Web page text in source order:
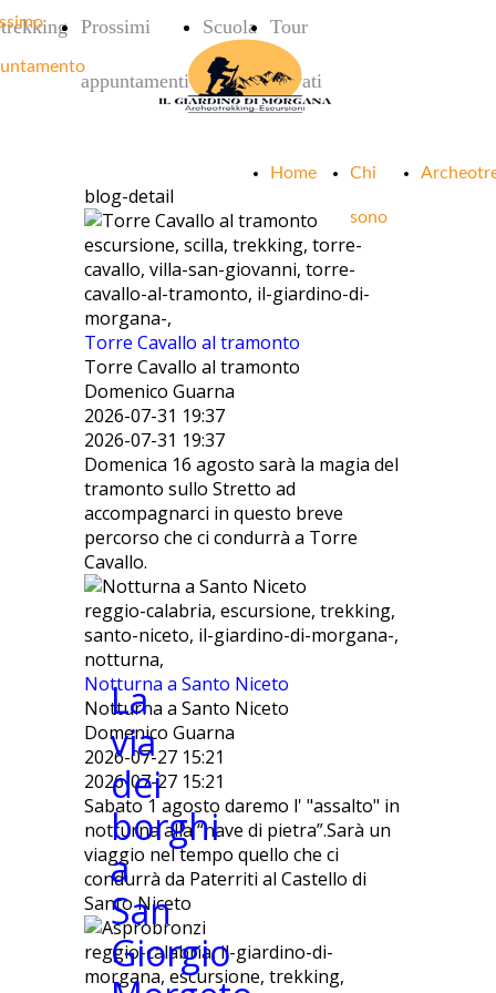
Prossimi
appuntamenti
Scuola Tour
privati
Home Chi
sono
blog-detail
escursione, scilla, trekking, torre-
cavallo, villa-san-giovanni, torre-
cavallo-al-tramonto, il-giardino-di-
morgana-,
Torre Cavallo al tramonto
Torre Cavallo al tramonto
Domenico Guarna
2026-07-31 19:37
2026-07-31 19:37
Domenica 16 agosto sarà la magia del
tramonto sullo Stretto ad
accompagnarci in questo breve
percorso che ci condurrà a Torre
Cavallo.
reggio-calabria, escursione, trekking,
santo-niceto, il-giardino-di-morgana-,
notturna,
Notturna a Santo Niceto
Notturna a Santo Niceto
Domenico Guarna
2026-07-27 15:21
2026-07-27 15:21
Sabato 1 agosto daremo l' "assalto" in
notturna alla “nave di pietra”.Sarà un
viaggio nel tempo quello che ci
condurrà da Paterriti al Castello di
Santo Niceto
reggio-calabria, il-giardino-di-
morgana, escursione, trekking,
La
via
dei
borghi
a
San
Giorgio